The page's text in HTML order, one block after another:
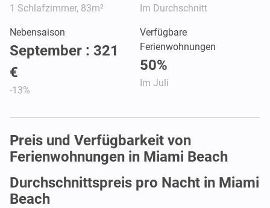
1 Schlafzimmer, 83m² Im Durchschnitt
Nebensaison
September : 321
€
-13%
Verfügbare
Ferienwohnungen
50%
Im Juli
Preis und Verfügbarkeit von
Ferienwohnungen in Miami Beach
Durchschnittspreis pro Nacht in Miami
Beach